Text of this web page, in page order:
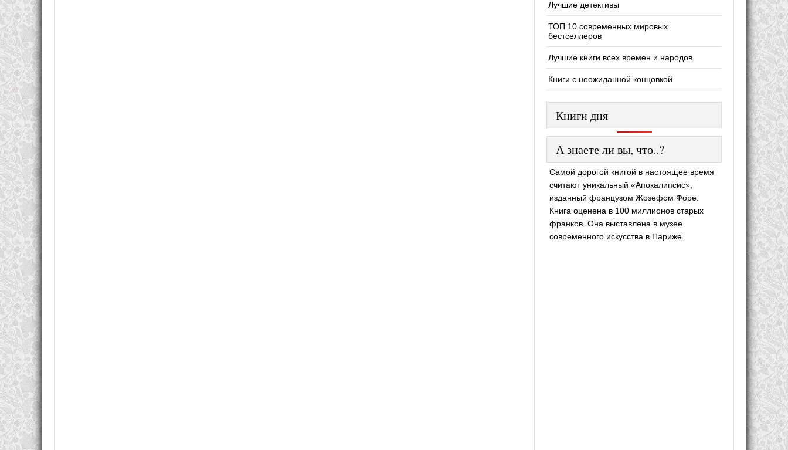
Лучшие детективы
ТОП 10 современных мировых
бестселлеров
Лучшие книги всех времен и народов
Книги с неожиданной концовкой
Книги дня
А знаете ли вы, что..?
Самой дорогой книгой в настоящее время
считают уникальный «Апокалипсис»,
изданный французом Жозефом Форе.
Книга оценена в 100 миллионов старых
франков. Она выставлена в музее
современного искусства в Париже.